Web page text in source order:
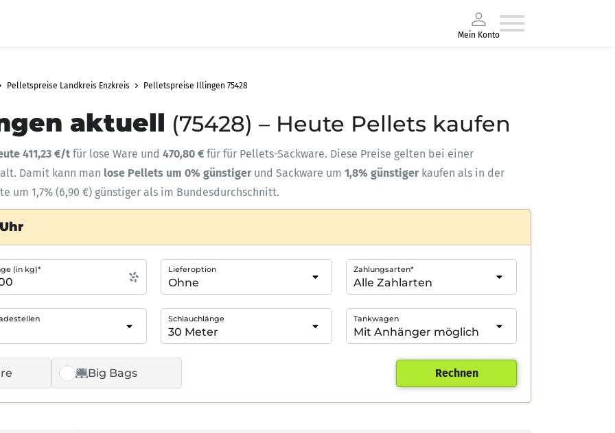
Mein Konto
Pelletspreise Landkreis Enzkreis Pelletspreise Illingen 75428
aktuell (75428) – Heute Pellets kaufen
411,23 €/t für lose Ware und 470,80 € für für Pellets-Sackware. Diese Preise gelten bei einer
Damit kann man lose Pellets um 0% günstiger und Sackware um 1,8% günstigerkaufen als in der
um 1,7% (6,90 €) günstiger als im Bundesdurchschnitt.
Big Bags
(in kg)* Lieferoption Zahlungsarten*
Schlauchlänge Tankwagen
Rechnen